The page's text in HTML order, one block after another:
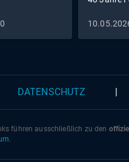
DATENSCHUTZ
führen ausschließlich zu den
.